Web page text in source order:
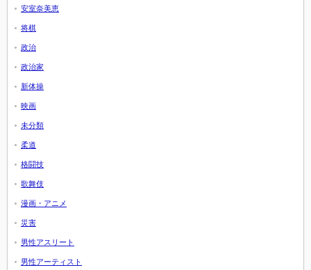
安室奈美恵
将棋
政治
政治家
新体操
映画
未分類
柔道
格闘技
歌舞伎
漫画・アニメ
災害
男性アスリート
男性アーティスト